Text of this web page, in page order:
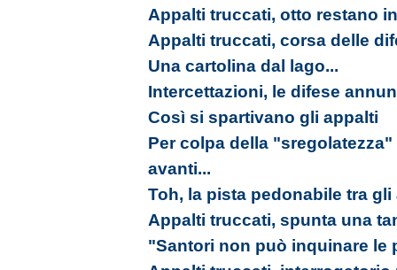
Appalti truccati, otto restano
Appalti truccati, corsa delle
Una cartolina dal lago...
Intercettazioni, le difese
Così si spartivano gli appalti
Per colpa della
avanti...
Toh, la pista pedonabile tra
Appalti truccati, spunta una
"Santori non può inquinare le